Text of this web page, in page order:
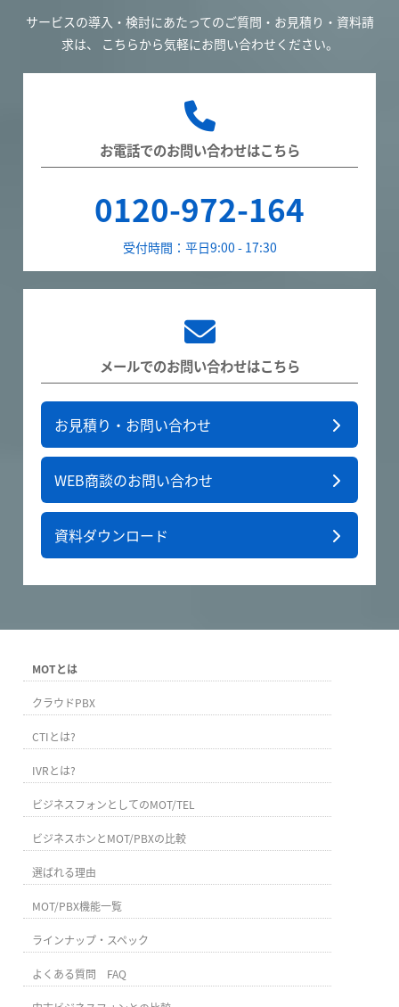
サービスの導入・検討にあたってのご質問・お見積り・資料請
求は、
こちらから気軽にお問い合わせください。
お電話でのお問い合わせはこちら
0120-972-164
受付時間：平日9:00 - 17:30
メールでのお問い合わせはこちら
お見積り・お問い合わせ
WEB商談のお問い合わせ
資料ダウンロード
MOTとは
クラウドPBX
CTIとは?
IVRとは?
ビジネスフォンとしてのMOT/TEL
ビジネスホンとMOT/PBXの比較
選ばれる理由
MOT/PBX機能一覧
ラインナップ・スペック
よくある質問 FAQ